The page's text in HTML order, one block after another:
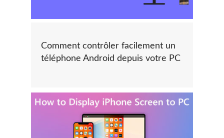
Comment contrôler facilement un
téléphone Android depuis votre PC